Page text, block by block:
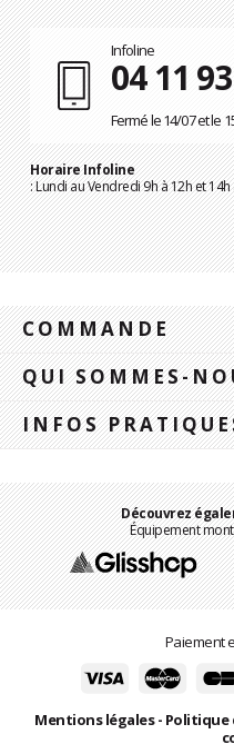
Infoline
04 11
Fermé le 14/07 et le
Horaire Infoline
: Lundi au Vendredi 9h à 12h et 14h
COMMANDE
QUI SOMMES-
INFOS
Découvrez
Équipement
Paiement
Mentions légales- Politique